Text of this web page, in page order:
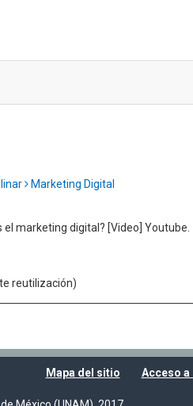
Marketing Digital
marketing digital? [Video] Youtube.
reutilización)
Mapa del sitio Acceso a